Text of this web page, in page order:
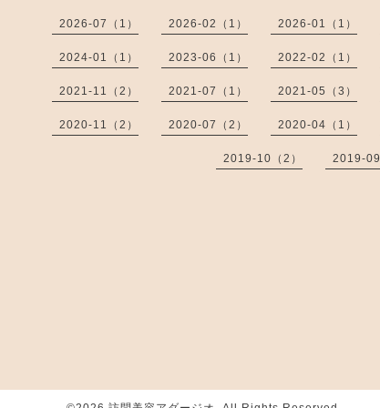
2026-07（1） 2026-02（1） 2026-01（1）
2024-01（1） 2023-06（1） 2022-02（1）
2021-11（2） 2021-07（1） 2021-05（3）
2020-11（2） 2020-07（2） 2020-04（1）
2019-10（2） 2019-09